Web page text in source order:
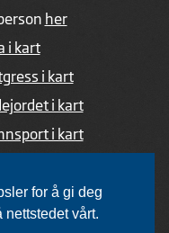
for å gi deg
vårt.
her
i kart
i kart
i kart
i kart